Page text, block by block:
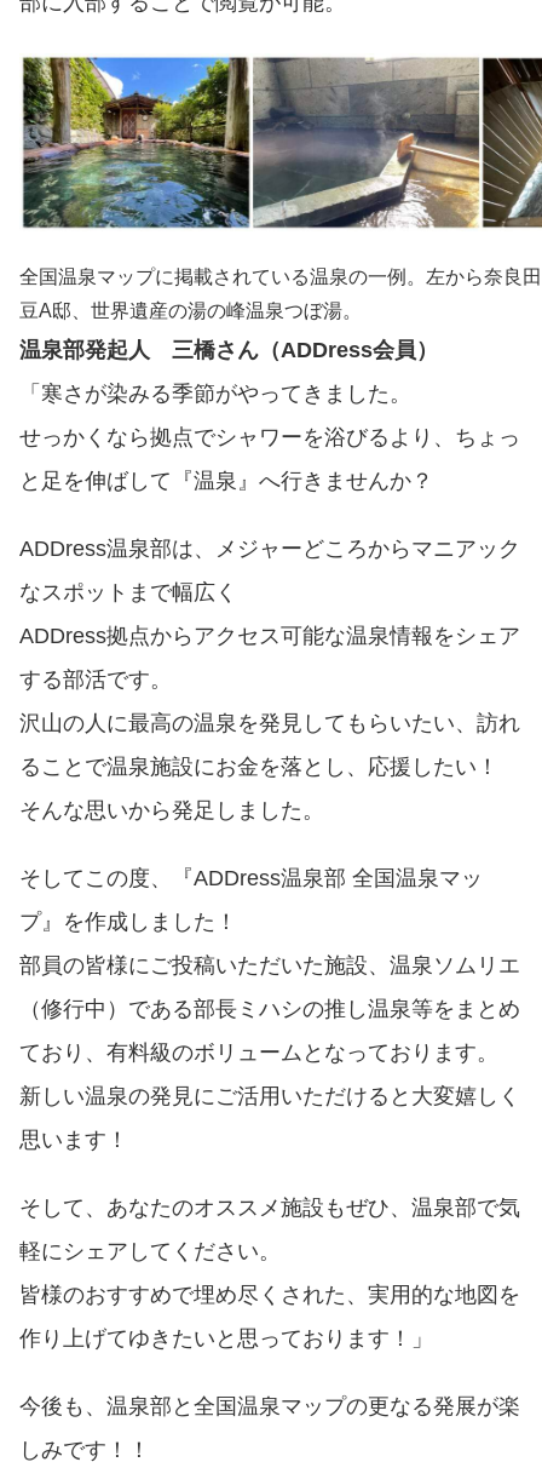
全国温泉マップに掲載されている温泉の一例。左から奈良
豆A邸、世界遺産の湯の峰温泉つぼ湯。
温泉部発起人 三橋さん（ADDress会員）
「寒さが染みる季節がやってきました。
せっかくなら拠点でシャワーを浴びるより、ちょっ
と足を伸ばして『温泉』へ行きませんか？
ADDress温泉部は、メジャーどころからマニアック
なスポットまで幅広く
ADDress拠点からアクセス可能な温泉情報をシェア
する部活です。
沢山の人に最高の温泉を発見してもらいたい、訪れ
ることで温泉施設にお金を落とし、応援したい！
そんな思いから発足しました。
そしてこの度、『ADDress温泉部 全国温泉マッ
プ』を作成しました！
部員の皆様にご投稿いただいた施設、温泉ソムリエ
（修行中）である部長ミハシの推し温泉等をまとめ
ており、有料級のボリュームとなっております。
新しい温泉の発見にご活用いただけると大変嬉しく
思います！
そして、あなたのオススメ施設もぜひ、温泉部で気
軽にシェアしてください。
皆様のおすすめで埋め尽くされた、実用的な地図を
作り上げてゆきたいと思っております！」
今後も、温泉部と全国温泉マップの更なる発展が楽
しみです！！